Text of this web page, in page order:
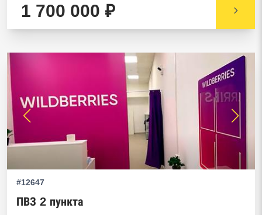
1 700 000 ₽
#12647
ПВЗ 2 пункта